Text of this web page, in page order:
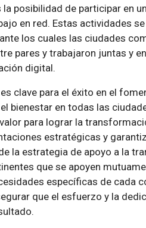
posibilidad de participar en
en red. Estas actividades
los cuales las ciudades
pares y trabajaron juntas y
digital.
clave para el éxito en el
bienestar en todas las
para lograr la
estratégicas y
la estrategia de apoyo a la
que se apoyen
específicas de cada
que el esfuerzo y la